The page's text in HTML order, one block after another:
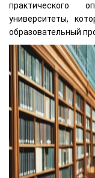
практического
университеты,
образовательный